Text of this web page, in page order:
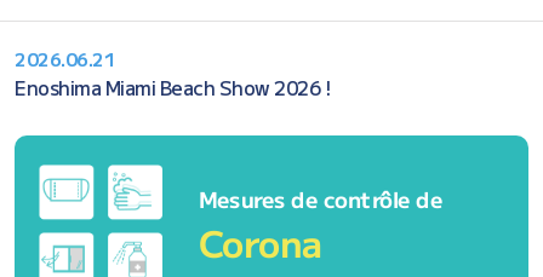
2026.06.21
Enoshima Miami Beach Show 2026 !
Mesures de contrôle de
Corona